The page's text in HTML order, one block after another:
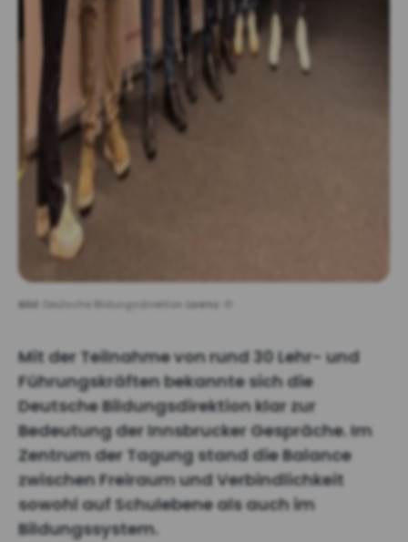
Bild: Deutsche Bildungsdirektion Lizenz:
Mit der Teilnahme von rund 30 Lehr- und
Führungskräften bekannte sich die
Deutsche Bildungsdirektion klar zur
Bedeutung der Innsbrucker Gespräche. Im
Zentrum der Tagung stand die Balance
zwischen Freiraum und Verbindlichkeit
sowohl auf Schulebene als auch im
Bildungssystem.